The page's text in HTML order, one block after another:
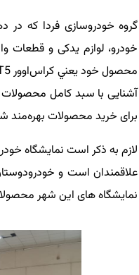
گروه خودروسازی فردا كه در
خودرو، لوازم يدكی و قطعات
آشنايی با سبد كامل محصولات
برای خريد محصولات بهره‌مند
نمايشگاه های اين شهر